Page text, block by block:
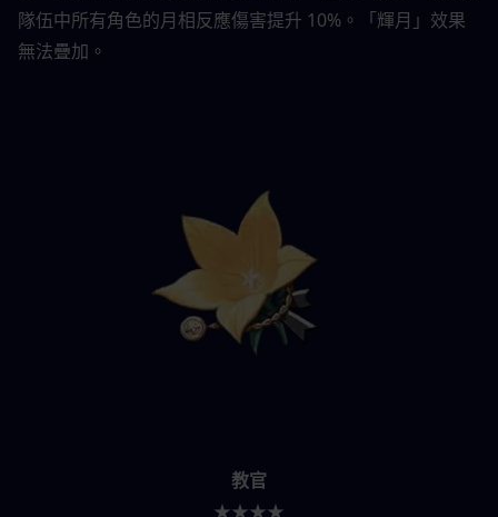
隊伍中所有角色的月相反應傷害提升 10%。「輝月」效果
無法疊加。
教官
★★★★